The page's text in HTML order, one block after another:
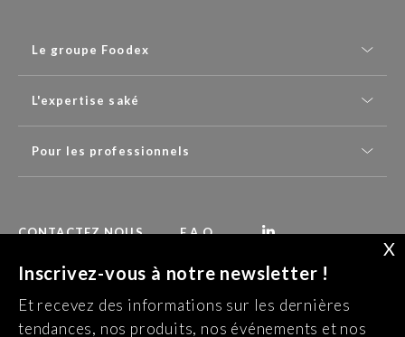
Le groupe Foodex
L'expertise saké
Pour les professionnels
S’INSCRIRE À LA NEWSLETTER
CONTACTEZ NOUS F.A.Q.
X
Inscrivez-vous à notre newsletter !
Et recevez des informations sur les dernières
tendances, nos produits, nos événements et nos